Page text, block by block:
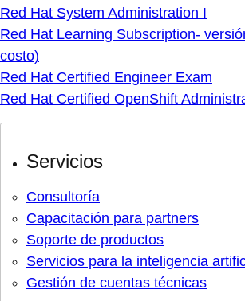
Red Hat System Administration I
Red Hat Learning Subscription-
costo)
Red Hat Certified Engineer Exam
Red Hat Certified OpenShift
Servicios
Consultoría
Capacitación para partners
Soporte de productos
Servicios para la inteligencia
Gestión de cuentas técnicas